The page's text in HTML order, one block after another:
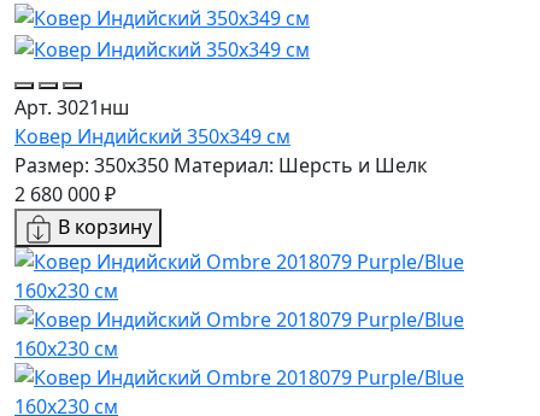
Арт. 3021нш
Ковер Индийский 350x349 см
Размер: 350x350 Материал: Шерсть и Шелк
2 680 000 ₽
В корзину